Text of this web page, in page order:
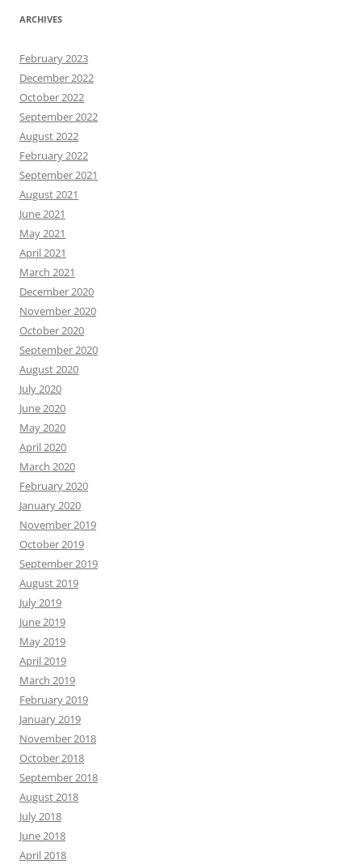
ARCHIVES
February 2023
December 2022
October 2022
September 2022
August 2022
February 2022
September 2021
August 2021
June 2021
May 2021
April 2021
March 2021
December 2020
November 2020
October 2020
September 2020
August 2020
July 2020
June 2020
May 2020
April 2020
March 2020
February 2020
January 2020
November 2019
October 2019
September 2019
August 2019
July 2019
June 2019
May 2019
April 2019
March 2019
February 2019
January 2019
November 2018
October 2018
September 2018
August 2018
July 2018
June 2018
April 2018